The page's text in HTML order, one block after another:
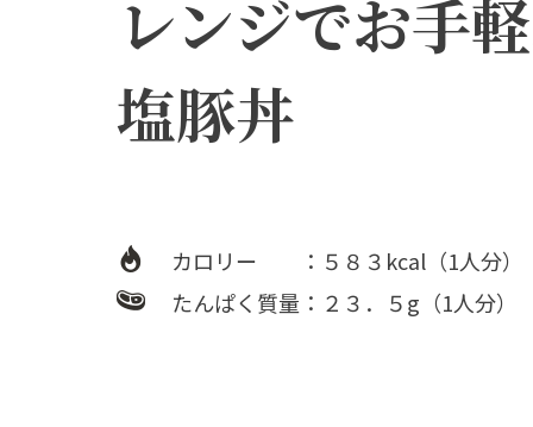
レンジでお手
塩豚丼
カロリー ：５８３kcal（1人分）
たんぱく質量：２３．５g（1人分）